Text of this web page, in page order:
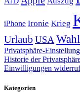
iPhone Ironie Krieg
Urlaub USAWahl
Privatsphäre-
Historie der
Einwilligungen
Kategorien